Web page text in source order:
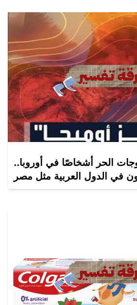
الحر أشخاصًا في أوروبا..